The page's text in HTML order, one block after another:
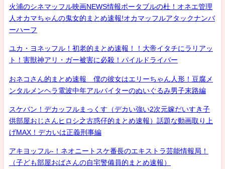
火浦のシネマッフル映画NEWS情報ポータブルの杜！オネエ管理
人オカマちゃんの鬼女的まとめ速報!オカマッフルアタックナンバ
ーハーフ
ユカ・ヨネッフル！初老的まとめ速報！！大帝イタチにラリアッ
ト！害獣神アリ・ガー被害に必殺！パイルドライバー
おネコさん的まとめ速報 僕の彼女はエリーちゃん人形！豆腐メ
ンタルメンヘラ電波中年アルバイターのぬいぐるみ男子末路編
スケバン！デカッフルまっくす（デカい強い2次元嫁だいすき子
供部屋おじさんヒロシ之古惑仔的まとめ速報）話題な動画取り上
げMAX！デカいは正義刑事編
アキヨッフル-！ネオニートスケ番長のエキストラ芸能情報局！
（子ども部屋おばさんの自宅警備員的まとめ速報）